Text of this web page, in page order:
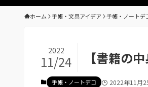
ホーム 手帳・文具アイデア 手帳・ノートデ
【書籍の
2022
11/24
手帳・ノートデコ 2022年11月